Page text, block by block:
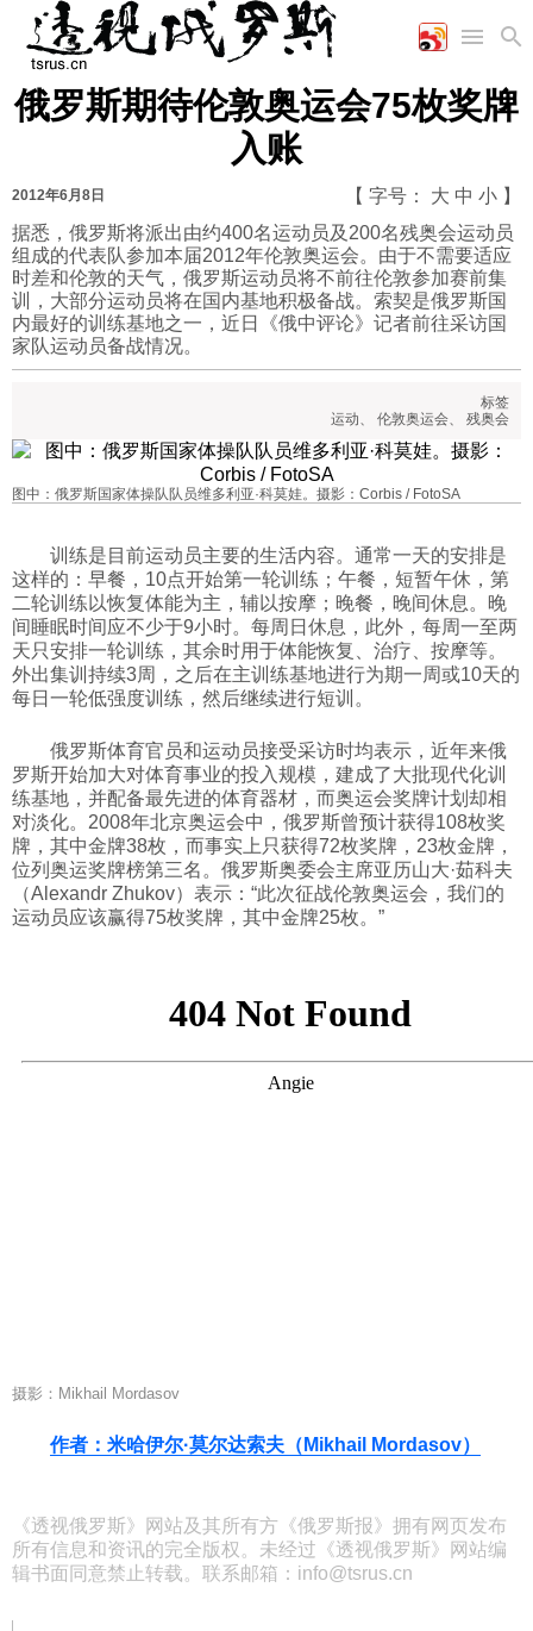
首页
国际
时政
军事
陆军
军事合作
经济
工业
能源
农业
科技
社会
美食
娱乐
历史
体育
漫画
视频
图表
俄罗斯期待伦敦奥运会75枚奖牌
入账
2012年6月8日 【 字号： 大 中 小 】
据悉，俄罗斯将派出由约400名运动员及200名残奥会运动员
组成的代表队参加本届2012年伦敦奥运会。由于不需要适应
时差和伦敦的天气，俄罗斯运动员将不前往伦敦参加赛前集
训，大部分运动员将在国内基地积极备战。索契是俄罗斯国
内最好的训练基地之一，近日《俄中评论》记者前往采访国
家队运动员备战情况。
标签
运动、 伦敦奥运会、 残奥会
图中：俄罗斯国家体操队队员维多利亚·科莫娃。摄影：Corbis / FotoSA
训练是目前运动员主要的生活内容。通常一天的安排是
这样的：早餐，10点开始第一轮训练；午餐，短暂午休，第
二轮训练以恢复体能为主，辅以按摩；晚餐，晚间休息。晚
间睡眠时间应不少于9小时。每周日休息，此外，每周一至两
天只安排一轮训练，其余时用于体能恢复、治疗、按摩等。
外出集训持续3周，之后在主训练基地进行为期一周或10天的
每日一轮低强度训练，然后继续进行短训。
俄罗斯体育官员和运动员接受采访时均表示，近年来俄
罗斯开始加大对体育事业的投入规模，建成了大批现代化训
练基地，并配备最先进的体育器材，而奥运会奖牌计划却相
对淡化。2008年北京奥运会中，俄罗斯曾预计获得108枚奖
牌，其中金牌38枚，而事实上只获得72枚奖牌，23枚金牌，
位列奥运奖牌榜第三名。俄罗斯奥委会主席亚历山大·茹科夫
（Alexandr Zhukov）表示：“此次征战伦敦奥运会，我们的
运动员应该赢得75枚奖牌，其中金牌25枚。”
摄影：Mikhail Mordasov
作者：米哈伊尔·莫尔达索夫（Mikhail Mordasov）
《透视俄罗斯》网站及其所有方《俄罗斯报》拥有网页发布
所有信息和资讯的完全版权。未经过《透视俄罗斯》网站编
辑书面同意禁止转载。联系邮箱：info@tsrus.cn